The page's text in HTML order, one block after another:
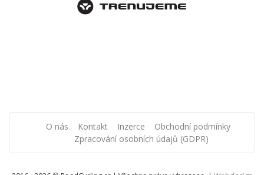
O nás Kontakt Inzerce
Obchodní podmínky
Zpracování osobních údajů (GDPR)